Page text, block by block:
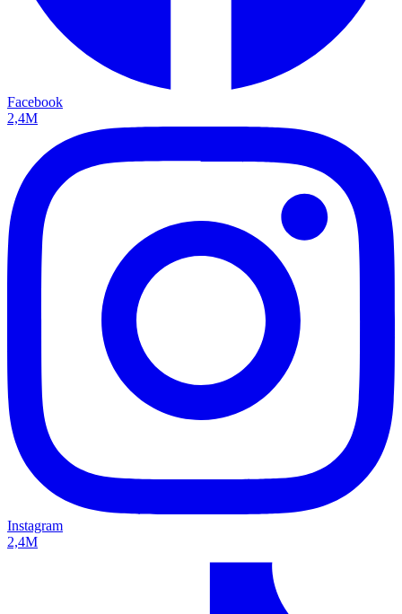
Facebook
2,4M
Instagram
2,4M